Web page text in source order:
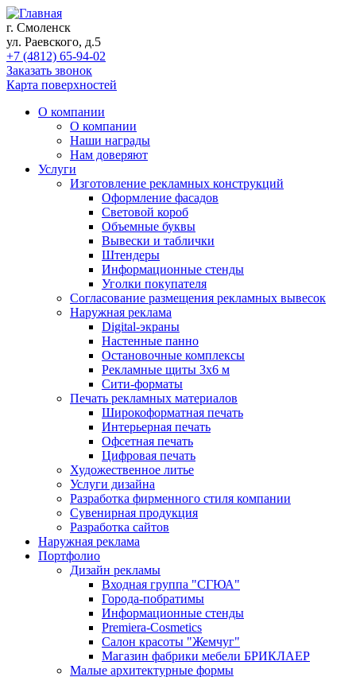
г. Смоленск
ул. Раевского, д.5
+7 (4812) 65-94-02
Заказать звонок
Карта поверхностей
О компании
О компании
Наши награды
Нам доверяют
Услуги
Изготовление рекламных конструкций
Оформление фасадов
Световой короб
Объемные буквы
Вывески и таблички
Штендеры
Информационные стенды
Уголки покупателя
Согласование размещения рекламных вывесок
Наружная реклама
Digital-экраны
Настенные панно
Остановочные комплексы
Рекламные щиты 3х6 м
Сити-форматы
Печать рекламных материалов
Широкоформатная печать
Интерьерная печать
Офсетная печать
Цифровая печать
Художественное литье
Услуги дизайна
Разработка фирменного стиля компании
Сувенирная продукция
Разработка сайтов
Наружная реклама
Портфолио
Дизайн рекламы
Входная группа "СГЮА"
Города-побратимы
Информационные стенды
Premiera-Cosmetics
Салон красоты "Жемчуг"
Магазин фабрики мебели БРИКЛАЕР
Малые архитектурные формы